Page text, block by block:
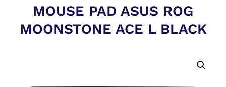
MOUSE PAD ASUS ROG
MOONSTONE ACE L BLACK